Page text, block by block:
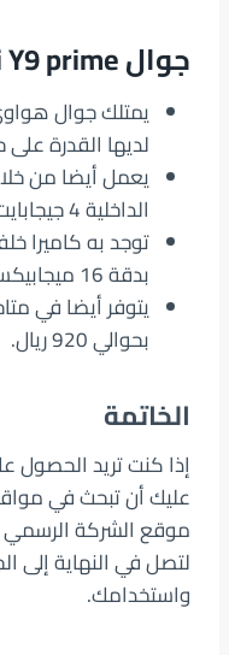
جوال Huawei Y9 prime
لديها القدرة
يعمل أيضا من
الداخلية 4 جيجابايت وسعته التخزينية 128 جيجابايت.
توجد به كاميرا
بدقة 16 ميجابيكسل.
يتوفر أيضا في
بحوالي 920 ريال.
الخاتمة
إذا كنت تريد
عليك أن تبحث في
موقع الشركة الرسمي
لتصل في النهاية إلى
واستخدامك.